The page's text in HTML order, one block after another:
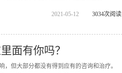
2021-05-12 3034次阅读
面有你吗？
但大部分都没有得到应有的咨询和治疗。